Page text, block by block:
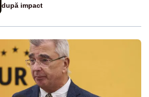
după impact